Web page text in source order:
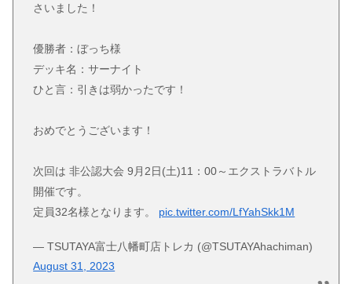
さいました！
優勝者：ぼっち様
デッキ名：サーナイト
ひと言：引きは弱かったです！
おめでとうございます！
次回は 非公認大会 9月2日(土)11：00～エクストラバトル
開催です。
定員32名様となります。 pic.twitter.com/LfYahSkk1M
— TSUTAYA富士八幡町店トレカ (@TSUTAYAhachiman)
August 31, 2023